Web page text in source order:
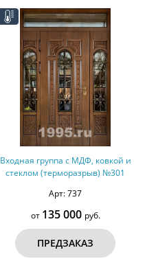
Входная группа с МДФ, ковкой и
стеклом (терморазрыв) №301
Арт: 737
от 135 000 руб.
ПРЕДЗАКАЗ